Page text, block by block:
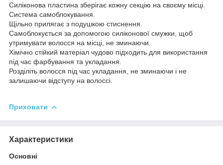
Силіконова пластина зберігає кожну секцію на своєму місці.
Система самоблокування.
Щільно прилягає з подушкою стиснення.
Самоблокується за допомогою силіконової смужки, щоб
утримувати волосся на місці, не зминаючи.
Хімічно стійкий матеріал чудово підходить для використання
під час фарбування та укладання.
Розділіть волосся під час укладання, не зминаючи і не
залишаючи відступу на волоссі.
Приховати
Характеристики
Основні